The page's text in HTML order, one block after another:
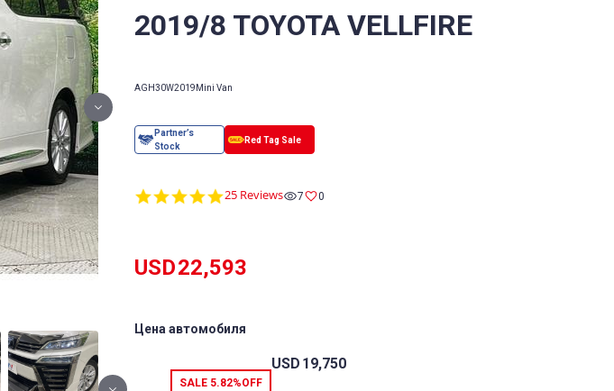
2019/8 TOYOTA VELLFIRE
AGH30W2019 Mini Van
4.8
25 Reviews 7 0
USD22,593
Цена автомобиля
SALE 5.82%OFF
USD 19,750